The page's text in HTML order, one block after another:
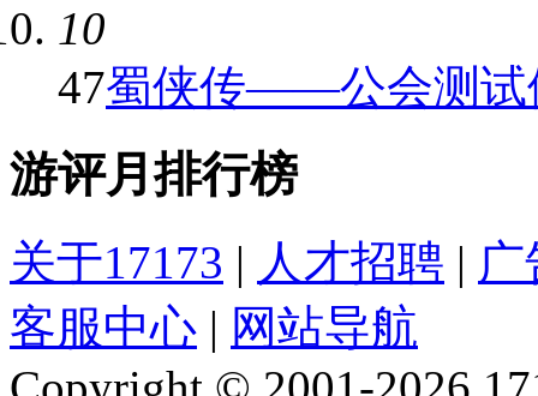
10
47蜀侠传——公会测试
游评月排行榜
关于17173 | 人才招聘 |
客服中心 | 网站导航